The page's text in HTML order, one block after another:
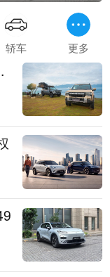
轿车 更多